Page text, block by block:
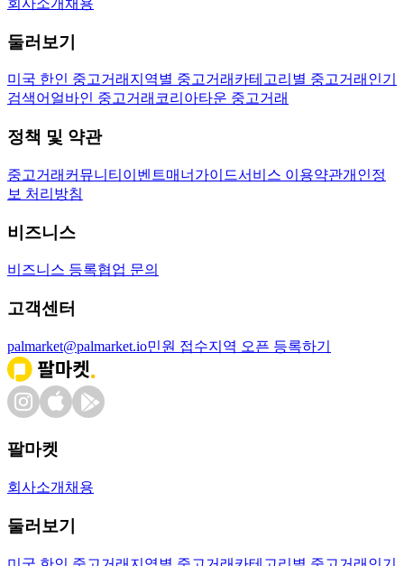
회사소개 채용
둘러보기
미국 한인 중고거래 지역별 중고거래 카테고리별 중고거래 인기
검색어 얼바인 중고거래 코리아타운 중고거래
정책 및 약관
중고거래 커뮤니티 이벤트매너가이드서비스 이용약관개인정
보 처리방침
비즈니스
비즈니스 등록협업 문의
고객센터
palmarket@palmarket.io민원 접수지역 오픈 등록하기
팔마켓
회사소개 채용
둘러보기